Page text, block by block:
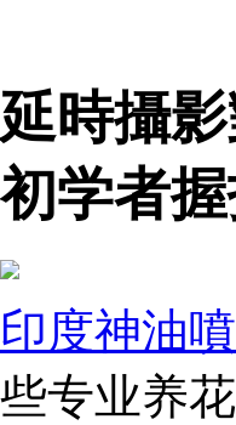
延時攝
初学者
印度神油
些专业养